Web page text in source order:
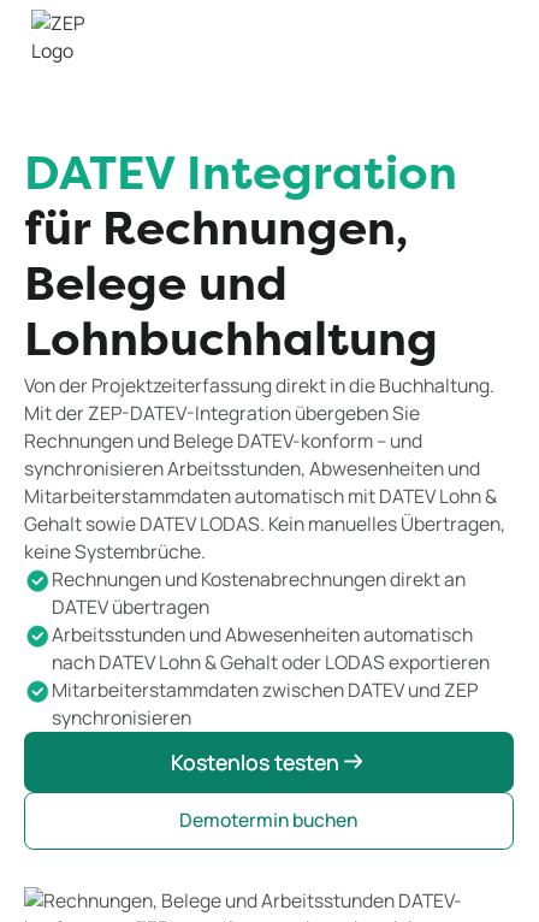
DATEV Integration
für Rechnungen,
Belege und
Lohnbuchhaltung
Von der Projektzeiterfassung direkt in die Buchhaltung.
Mit der ZEP-DATEV-Integration übergeben Sie
Rechnungen und Belege DATEV-konform – und
synchronisieren Arbeitsstunden, Abwesenheiten und
Mitarbeiterstammdaten automatisch mit DATEV Lohn &
Gehalt sowie DATEV LODAS. Kein manuelles Übertragen,
keine Systembrüche.
Rechnungen und Kostenabrechnungen direkt an
DATEV übertragen
Arbeitsstunden und Abwesenheiten automatisch
nach DATEV Lohn & Gehalt oder LODAS exportieren
Mitarbeiterstammdaten zwischen DATEV und ZEP
synchronisieren
Kostenlos testen
Kostenlos testen
Demotermin buchen